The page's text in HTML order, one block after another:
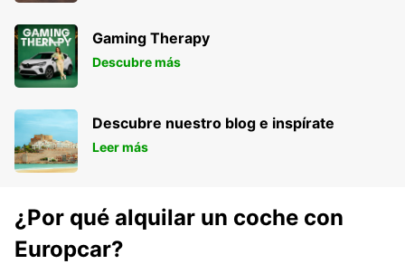
Gaming Therapy
Descubre más
Descubre nuestro blog e inspírate
Leer más
¿Por qué alquilar un coche con
Europcar?